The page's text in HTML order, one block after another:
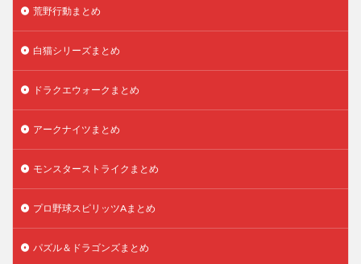
荒野行動まとめ
白猫シリーズまとめ
ドラクエウォークまとめ
アークナイツまとめ
モンスターストライクまとめ
プロ野球スピリッツAまとめ
パズル＆ドラゴンズまとめ